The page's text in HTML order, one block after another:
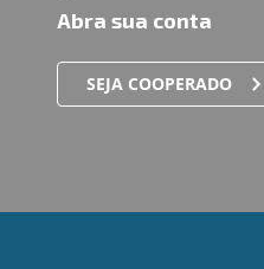
Abra sua conta
SEJA COOPERADO